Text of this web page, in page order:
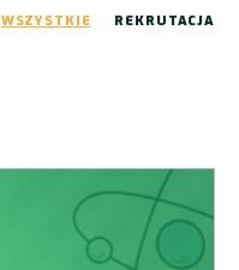
WSZYSTKIE REKRUTACJA